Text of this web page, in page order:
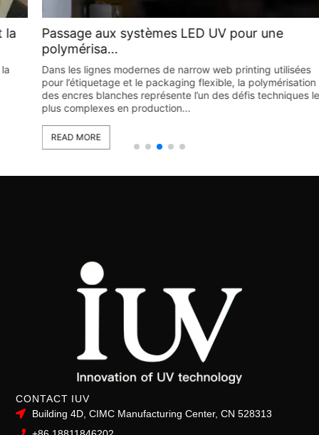
Passage aux systèmes LED UV pour une
polymérisa...
Dans les lignes modernes de narrow web printing utilisées
pour l’étiquetage et le packaging flexible, la polymérisation
des encres blanches représente l’un des défis techniques les
plus complexes en production...
READ MORE
CONTACT IUV
Building 4D, CIMC Manufacturing Center, CN 528313